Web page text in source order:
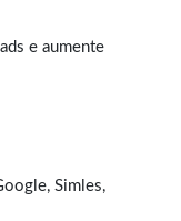
e aumente
Simles,